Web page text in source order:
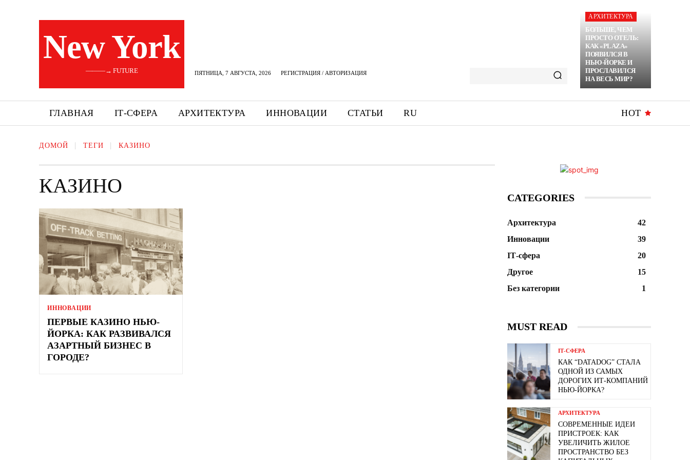
New York
———→ FUTURE ПЯТНИЦА, 7 АВГУСТА, 2026 РЕГИСТРАЦИЯ / АВТОРИЗАЦИЯ
АРХИТЕКТУРА
БОЛЬШЕ, ЧЕМ
ПРОСТО ОТЕЛЬ:
КАК «PLAZA»
ПОЯВИЛСЯ В
НЬЮ-ЙОРКЕ И
ПРОСЛАВИЛСЯ
НА ВЕСЬ МИР?
ГЛАВНАЯ ІТ-СФЕРА АРХИТЕКТУРА ИННОВАЦИИ СТАТЬИ RU HOT
ДОМОЙ ТЕГИ КАЗИНО
КАЗИНО
ИННОВАЦИИ
ПЕРВЫЕ КАЗИНО НЬЮ-
ЙОРКА: КАК РАЗВИВАЛСЯ
АЗАРТНЫЙ БИЗНЕС В
ГОРОДЕ?
CATEGORIES
Архитектура
42
Инновации
39
ІТ-сфера
20
Другое
15
Без категории
1
MUST READ
ІТ-СФЕРА
КАК “DATADOG” СТАЛА
ОДНОЙ ИЗ САМЫХ
ДОРОГИХ ИТ-КОМПАНИЙ
НЬЮ-ЙОРКА?
АРХИТЕКТУРА
СОВРЕМЕННЫЕ ИДЕИ
ПРИСТРОЕК: КАК
УВЕЛИЧИТЬ ЖИЛОЕ
ПРОСТРАНСТВО БЕЗ